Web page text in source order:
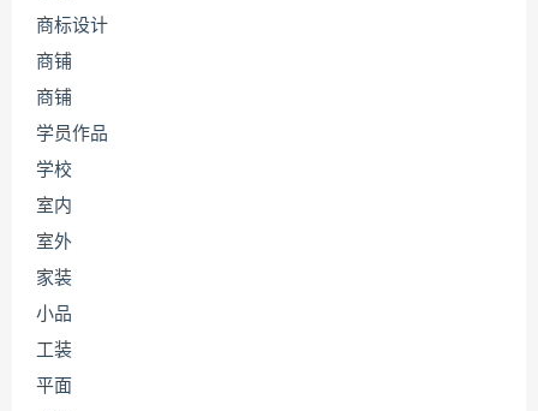
商标设计
商铺
商铺
学员作品
学校
室内
室外
家装
小品
工装
平面